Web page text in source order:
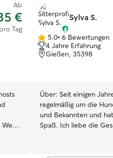
Ab
€
pro Tag
Sylva S.
5.0
von
5
5.0• 6 Bewertungen
4 Jahre Erfahrung
Gießen, 35398
Über: Seit einigen
regelmäßig um die
und Bekannten und
Spaß. Ich liebe die
deswegen freue ich